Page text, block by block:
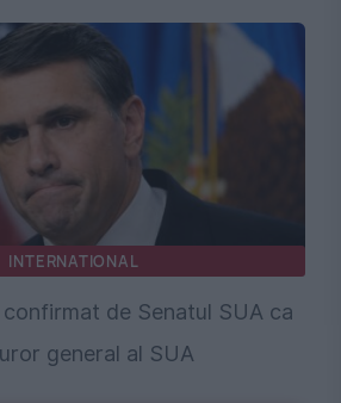
INTERNATIONAL
de Senatul SUA ca
general al SUA